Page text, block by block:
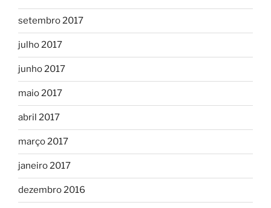
setembro 2017
julho 2017
junho 2017
maio 2017
abril 2017
março 2017
janeiro 2017
dezembro 2016